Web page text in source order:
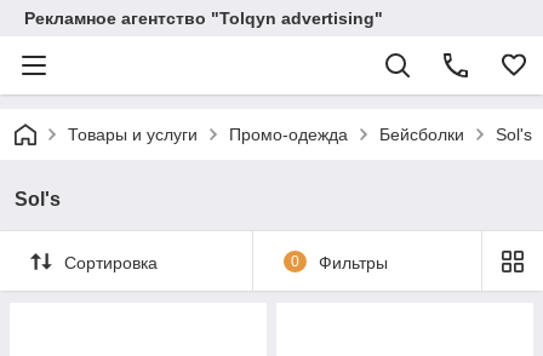
Рекламное агентство "Tolqyn advertising"
Товары и услуги Промо-одежда Бейсболки Sol's
Sol's
Сортировка 0 Фильтры